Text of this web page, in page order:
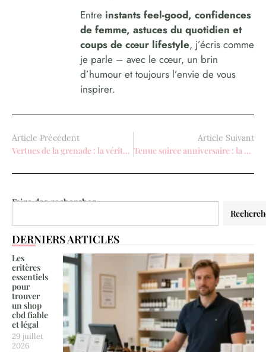
Faire des recherches
DERNIERS ARTICLES
Les
critères
essentiels
pour
trouver
un shop
cbd fiable
et légal
29 juillet
2026
Entre instants feel-good, confidences
de femme, astuces du quotidien et
coups de cœur lifestyle, j’écris comme
je parle – avec le cœur, un brin
d’humour et toujours l’envie de vous
inspirer.
Article Précédent
Vertues de la grenade : la vérité sur ses bienfaits pour la femme?
Article Suivant
Tenue soiree anniversaire : la sélection de 8 looks pour briller